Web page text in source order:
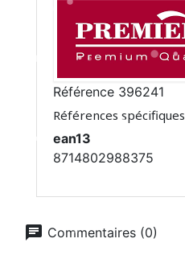
Référence 396241
Références spécifiques
ean13
8714802988375
chat Commentaires (0)